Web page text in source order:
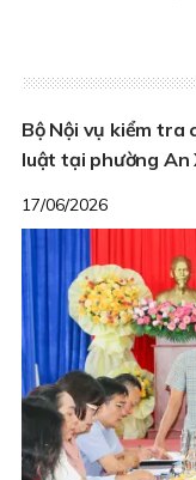
Bộ Nội vụ kiểm tra
luật tại phường An
17/06/2026